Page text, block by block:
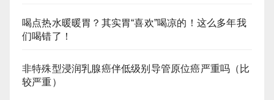
喝点热水暖暖胃？其实胃“喜欢”喝凉的！这么多年我
们喝错了！
非特殊型浸润乳腺癌伴低级别导管原位癌严重吗（比
较严重）